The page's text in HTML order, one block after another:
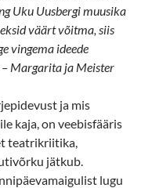
Uku Uusbergi muusika
väärt võitma, siis
vingema ideede
Margarita ja Meister
ja mis
kaja, on veebisfääris
teatrikriitika,
jätkub.
lugu